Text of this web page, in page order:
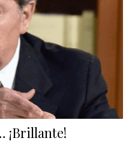
¡Brillante!